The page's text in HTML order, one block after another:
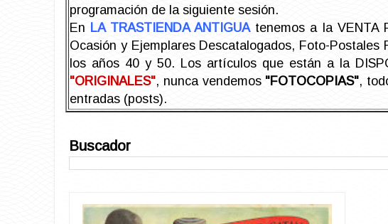
programación de la siguiente sesión.
En LA TRASTIENDA ANTIGUAtenemos a la VENTA
Ocasión y Ejemplares Descatalogados, Foto-
los años 40 y 50. Los artículos que están a la
"ORIGINALES", nunca vendemos "FOTOCOPIAS",
entradas (posts).
Buscador